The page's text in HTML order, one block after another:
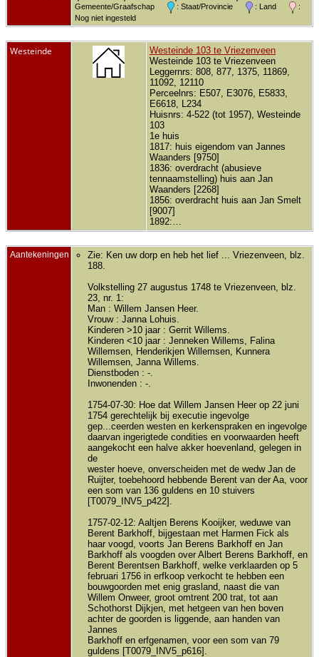
Gemeente/Graafschap
: Staat/Provincie : Land
:
Nog niet ingesteld
Westeinde
Westeinde 103 te Vriezenveen
Westeinde 103 te Vriezenveen
Leggernrs: 808, 877, 1375, 11869,
11092, 12110
Perceelnrs: E507, E3076, E5833,
E6618, L234
Huisnrs: 4-522 (tot 1957), Westeinde
103
1e huis
1817: huis eigendom van Jannes
Waanders [9750]
1836: overdracht (abusieve
tennaamstelling) huis aan Jan
Waanders [2268]
1856: overdracht huis aan Jan Smelt
[9007]
1892:…
Aantekeningen
Zie: Ken uw dorp en heb het lief ... Vriezenveen, blz.
188.
Volkstelling 27 augustus 1748 te Vriezenveen, blz.
23, nr. 1:
Man : Willem Jansen Heer.
Vrouw : Janna Lohuis.
Kinderen >10 jaar : Gerrit Willems.
Kinderen <10 jaar : Jenneken Willems, Falina
Willemsen, Henderikjen Willemsen, Kunnera
Willemsen, Janna Willems.
Dienstboden : -.
Inwonenden : -.
1754-07-30: Hoe dat Willem Jansen Heer op 22 juni
1754 gerechtelijk bij executie ingevolge
gep...ceerden westen en kerkenspraken en ingevolge
daarvan ingerigtede condities en voorwaarden heeft
aangekocht een halve akker hoevenland, gelegen in
de
wester hoeve, onverscheiden met de wedw Jan de
Ruijter, toebehoord hebbende Berent van der Aa, voor
een som van 136 guldens en 10 stuivers
[T0079_INV5_p422].
1757-02-12: Aaltjen Berens Kooijker, weduwe van
Berent Barkhoff, bijgestaan met Harmen Fick als
haar voogd, voorts Jan Berens Barkhoff en Jan
Barkhoff als voogden over Albert Berens Barkhoff, en
Berent Berentsen Barkhoff, welke verklaarden op 5
februari 1756 in erfkoop verkocht te hebben een
bouwgoorden met enig grasland, naast die van
Willem Onweer, groot omtrent 200 trat, tot aan
Schothorst Dijkjen, met hetgeen van hen boven
achter de goorden is liggende, aan handen van
Jannes
Barkhoff en erfgenamen, voor een som van 79
guldens [T0079_INV5_p616].